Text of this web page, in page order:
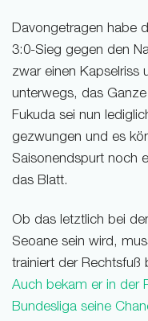
Davongetragen habe
3:0-Sieg gegen den
zwar einen Kapselriss
unterwegs, das
Fukuda sei nun
gezwungen und es
Saisonendspurt noch
das Blatt.
Ob das letztlich bei
Seoane sein wird,
trainiert der Rechtsfuß
Auch bekam er in der
Bundesliga seine